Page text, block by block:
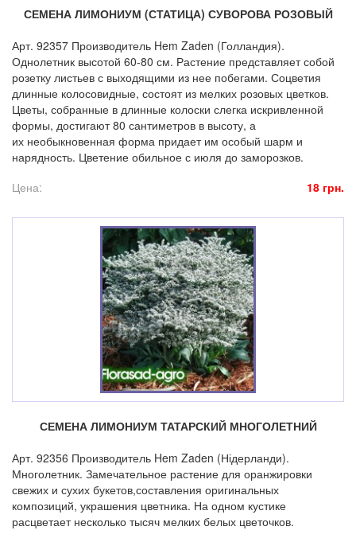
СЕМЕНА ЛИМОНИУМ (СТАТИЦА) СУВОРОВА РОЗОВЫЙ
Арт. 92357 Производитель Hem Zaden (Голландия).
Однолетник высотой 60-80 см. Растение представляет собой
розетку листьев с выходящими из нее побегами. Соцветия
длинные колосовидные, состоят из мелких розовых цветков.
Цветы, собранные в длинные колоски слегка искривленной
формы, достигают 80 сантиметров в высоту, а
их необыкновенная форма придает им особый шарм и
нарядность. Цветение обильное с июля до заморозков.
Цена:
18 грн.
СЕМЕНА ЛИМОНИУМ ТАТАРСКИЙ МНОГОЛЕТНИЙ
Арт. 92356 Производитель Hem Zaden (Нідерланди).
Многолетник. Замечательное растение для оранжировки
свежих и сухих букетов,составления оригинальных
композиций, украшения цветника. На одном кустике
расцветает несколько тысяч мелких белых цветочков.